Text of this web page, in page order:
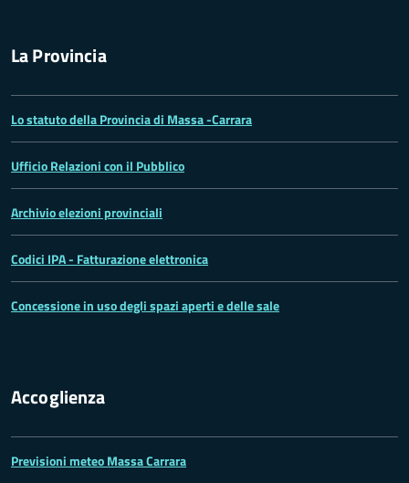
La Provincia
Lo statuto della Provincia di Massa -Carrara
Ufficio Relazioni con il Pubblico
Archivio elezioni provinciali
Codici IPA - Fatturazione elettronica
Concessione in uso degli spazi aperti e delle sale
Accoglienza
Previsioni meteo Massa Carrara